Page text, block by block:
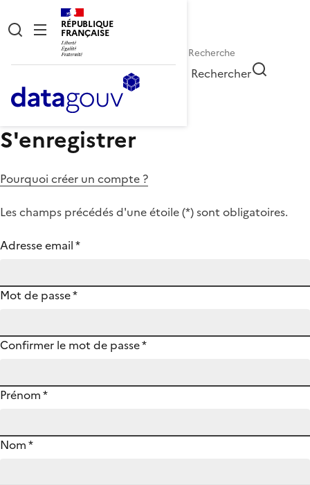
RÉPUBLIQUE
FRANÇAISE
Rechercher
S'enregistrer
Pourquoi créer un compte ?
Les champs précédés d'une étoile (*) sont obligatoires.
Adresse email*
Mot de passe*
Confirmer le mot de passe*
Prénom*
Nom*